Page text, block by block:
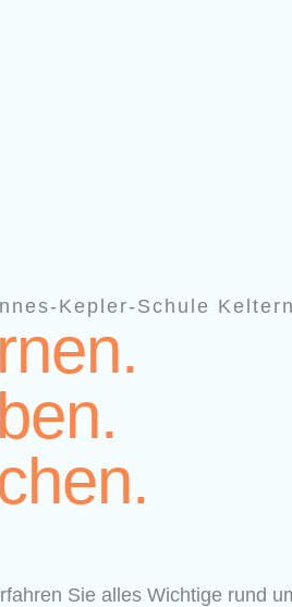
Kepler-Schule Keltern
Sie alles Wichtige rund